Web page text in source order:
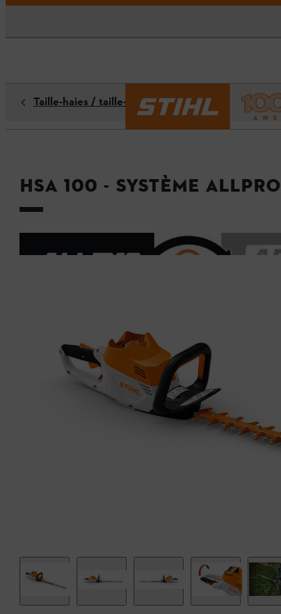
Taille-haies / taille-haies sur perche
HSA 100 - Système ALLPRO